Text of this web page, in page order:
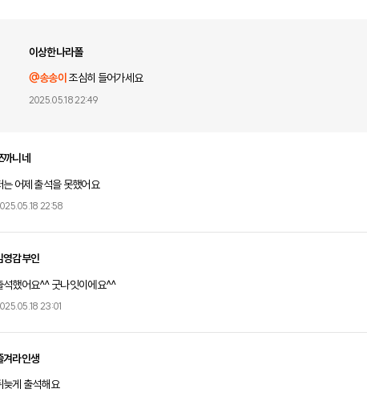
이상한나라폴
@송송이조심히 들어가세요
2025.05.18 22:49
까니네
는 어제 출석을 못했어요
22:58
영감부인
석했어요^^ 굿나잇이에요^^
23:01
겨라인생
늦게 출석해요